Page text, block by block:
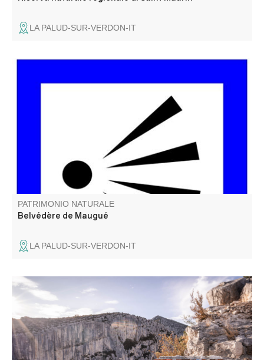
LA PALUD-SUR-VERDON-IT
Un beau point de vue sur l'un des plus grand Canyon
d'Europe, direction le fameux Chalet de la Maline.
PATRIMONIO NATURALE
Belvédère de Maugué
LA PALUD-SUR-VERDON-IT
Les belvédères de Trescaïre offrent les premiers point de
vues sur les Gorges du Verdon, à partir de la Route des
Crêtes. On peut voire en bas du canyon trois tours
rocheuses, en rive gauche, qui ont donnés leurs nom à
ces belvédères.